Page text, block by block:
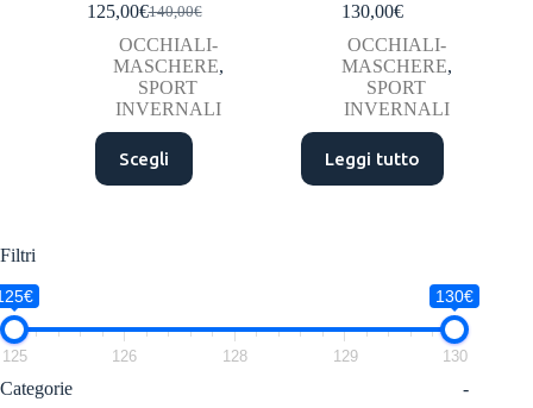
140,00€
Il
prezzo
originale
era:
140,00€.
125,00€Il
prezzo
attuale
è:
125,00€.
OCCHIALI-
MASCHERE,
SPORT
INVERNALI
Scegli
Questo
prodotto
ha
scelte
130,00€
OCCHIALI-
MASCHERE,
SPORT
INVERNALI
Leggi tutto
Filtri
130€
125 126 128 129 130
Categorie -